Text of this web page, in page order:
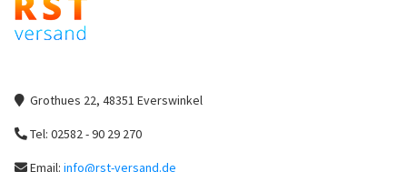
Grothues 22, 48351 Everswinkel
Tel: 02582 - 90 29 270
Email: info@rst-versand.de